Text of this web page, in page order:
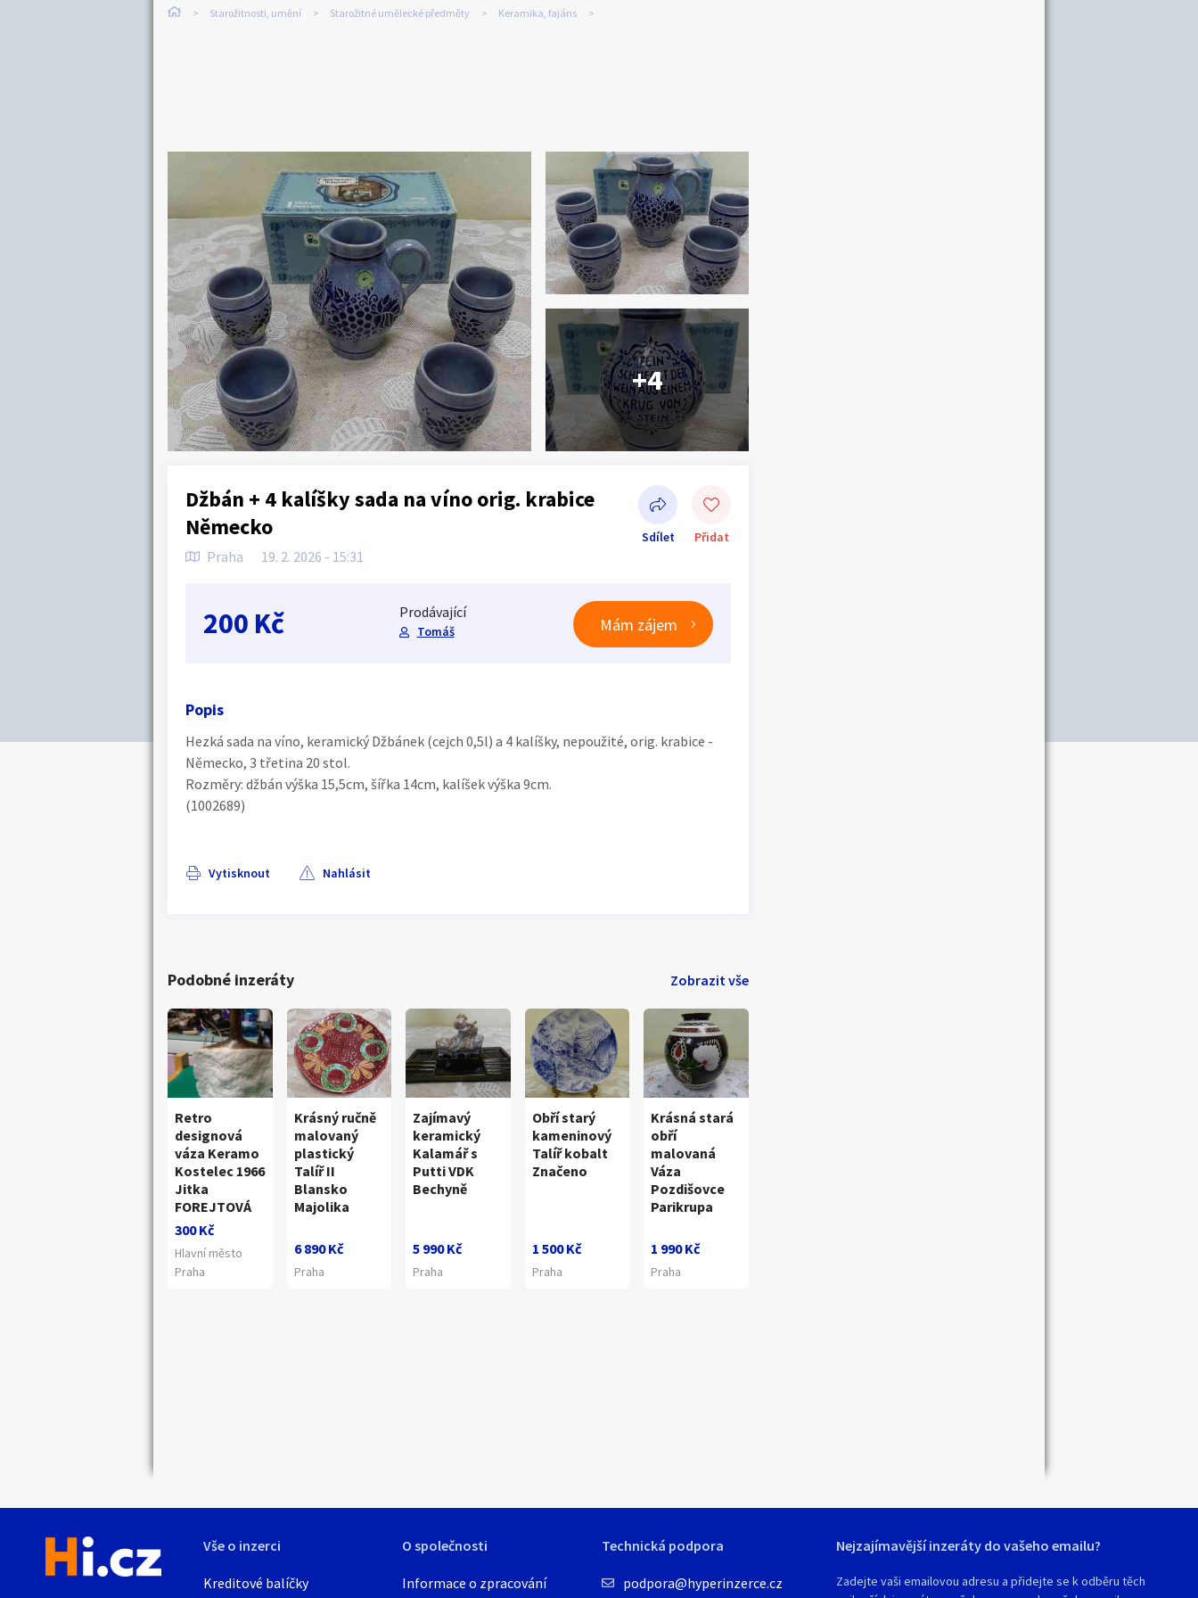
Starožitnosti, umění Starožitné umělecké předměty Keramika, fajáns
+4
Džbán + 4 kalíšky sada na víno orig. krabice
Německo
Praha 19. 2. 2026 - 15:31
Sdílet Přidat
Sdílet na Facebooku
200 Kč Prodávající
Tomáš Mám zájem
Popis
Hezká sada na víno, keramický Džbánek (cejch 0,5l) a 4 kalíšky, nepoužité, orig. krabice -
Německo, 3 třetina 20 stol.
Rozměry: džbán výška 15,5cm, šířka 14cm, kalíšek výška 9cm.
(1002689)
Vytisknout Nahlásit
Podobné inzeráty Zobrazit vše
Retro
designová
váza Keramo
Kostelec 1966
Jitka
FOREJTOVÁ
300 Kč
Hlavní město
Praha
Krásný ručně
malovaný
plastický
Talíř II
Blansko
Majolika
6 890 Kč
Praha
Zajímavý
keramický
Kalamář s
Putti VDK
Bechyně
5 990 Kč
Praha
Obří starý
kameninový
Talíř kobalt
Značeno
1 500 Kč
Praha
Krásná stará
obří
malovaná
Váza
Pozdišovce
Parikrupa
1 990 Kč
Praha
Vše o inzerci
Kreditové balíčky
O společnosti
Informace o zpracování
Technická podpora
podpora@hyperinzerce.cz
Nejzajímavější inzeráty do vašeho emailu?
Zadejte vaši emailovou adresu a přidejte se k odběru těch